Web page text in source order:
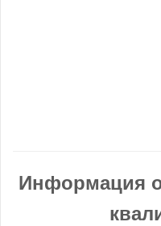
Информация